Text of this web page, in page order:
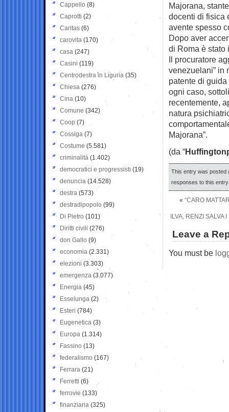
Majorana,
docenti di fisica
avente spesso
Dopo aver
di Roma è stato
Il procuratore
venezuelani” in
patente di
ogni caso,
recentemente,
natura
Majorana”.
(da “
This entry was posted
responses to this
« “CARO
ILVA, RENZI
Leave a
You must be
Cappello (8)
Caprotti (2)
Caritas (6)
carovita (170)
casa (247)
Casini (119)
Centrodestra in Liguria (35)
Chiesa (276)
Cina (10)
Comune (342)
Coop (7)
Cossiga (7)
Costume (5.581)
criminalità (1.402)
democratici e progressisti (19)
denuncia (14.528)
destra (573)
destradipopolo (99)
Di Pietro (101)
Diritti civili (276)
don Gallo (9)
economia (2.331)
elezioni (3.303)
emergenza (3.077)
Energia (45)
Esselunga (2)
Esteri (784)
Eugenetica (3)
Europa (1.314)
Fassino (13)
federalismo (167)
Ferrara (21)
Ferretti (6)
ferrovie (133)
finanziaria (325)